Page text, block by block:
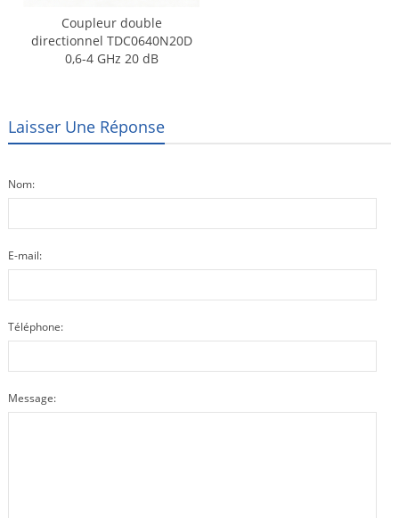
Coupleur double
directionnel TDC0640N20D
0,6-4 GHz 20 dB
Laisser Une Réponse
Nom:
E-mail:
Téléphone:
Message: